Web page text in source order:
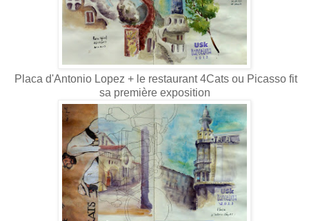
Placa d'Antonio Lopez + le restaurant 4Cats ou Picasso fit
sa première exposition